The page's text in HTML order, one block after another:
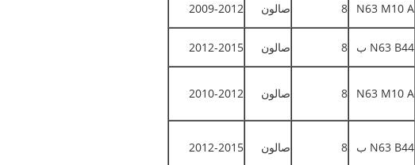
N63 M10 A
8 صالون 2009-2012
N63 B44 ب 8 صالون 2012-2015
N63 M10 A
8 صالون 2010-2012
N63 B44 ب 8 صالون 2012-2015